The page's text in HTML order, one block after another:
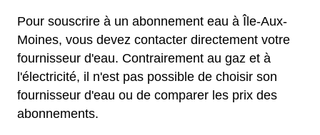
Pour souscrire à un abonnement eau à Île-Aux-
Moines, vous devez contacter directement votre
fournisseur d'eau. Contrairement au gaz et à
l'électricité, il n'est pas possible de choisir son
fournisseur d'eau ou de comparer les prix des
abonnements.